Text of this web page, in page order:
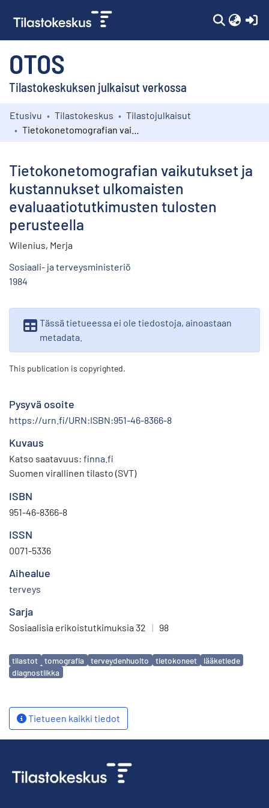
OTOS
Tilastokeskuksen julkaisut verkossa
Kokoelmat
Etusivu Tilastokeskus
Tilastojulkaisut
Tietokonetomografian vaikutukset ja
kustannukset ulkomaisten
evaluaatiotutkimusten tulosten
perusteella
Wilenius, Merja
Sosiaali- ja terveysministeriö
1984
Tässä tietueessa ei ole tiedostoja, ainoastaan
metadata.
This publication is copyrighted.
Pysyvä osoite
https://urn.fi/URN:ISBN:951-46-8366-8
Kuvaus
Katso saatavuus: finna.fi
Suomen virallinen tilasto (SVT)
ISBN
951-46-8366-8
ISSN
0071-5336
Aihealue
terveys
Sarja
Sosiaalisia erikoistutkimuksia 32 | 98
Avainsanat
tilastot tomografia terveydenhuolto tietokoneet
lääketiede
diagnostiikka
Tietueen kaikki tiedot